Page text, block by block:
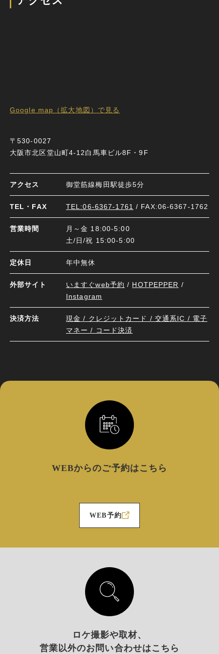
Google map（拡大地図）で見る
〒530-0027
大阪市北区堂山町4-12白馬車ビル8F・9F
アクセス 御堂筋線梅田駅徒歩5分
TEL・FAX TEL:06-6367-1761 / FAX:06-6367-1762
営業時間
月～金 18:00-5:00
土/日/祝 15:00-5:00
定休日 年中無休
外部サイト いますぐweb予約 / HOTPEPPER /
Instagram
決済方法
現金 / クレジットカード / 交通系IC / 電子
マネー / コード決済
WEBからのご予約はこちら
WEB予約
新しいWindowで開きます
ロケ撮影や取材、
営業以外のお問い合わせはこちら